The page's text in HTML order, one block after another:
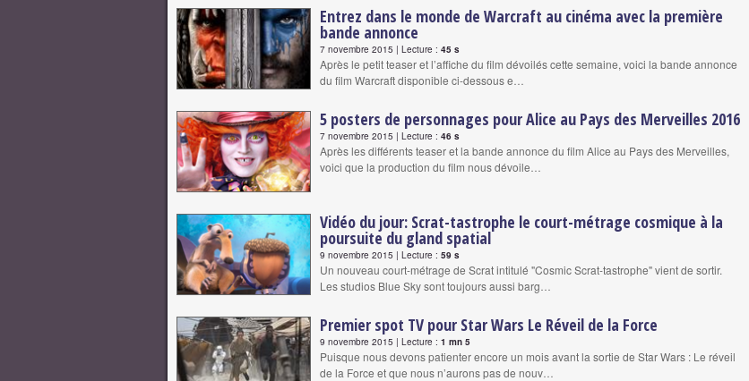
Entrez dans le monde de Warcraft au cinéma avec la première
bande annonce
7 novembre 2015 | Lecture : 45 s
Après le petit teaser et l’affiche du film dévoilés cette semaine, voici la bande annonce
du film Warcraft disponible ci-dessous e…
5 posters de personnages pour Alice au Pays des Merveilles 2016
7 novembre 2015 | Lecture : 46 s
Après les différents teaser et la bande annonce du film Alice au Pays des Merveilles,
voici que la production du film nous dévoile…
Vidéo du jour: Scrat-tastrophe le court-métrage cosmique à la
poursuite du gland spatial
9 novembre 2015 | Lecture : 59 s
Un nouveau court-métrage de Scrat intitulé "Cosmic Scrat-tastrophe" vient de sortir.
Les studios Blue Sky sont toujours aussi barg…
Premier spot TV pour Star Wars Le Réveil de la Force
9 novembre 2015 | Lecture : 1 mn 5
Puisque nous devons patienter encore un mois avant la sortie de Star Wars : Le réveil
de la Force et que nous n’aurons pas de nouv…